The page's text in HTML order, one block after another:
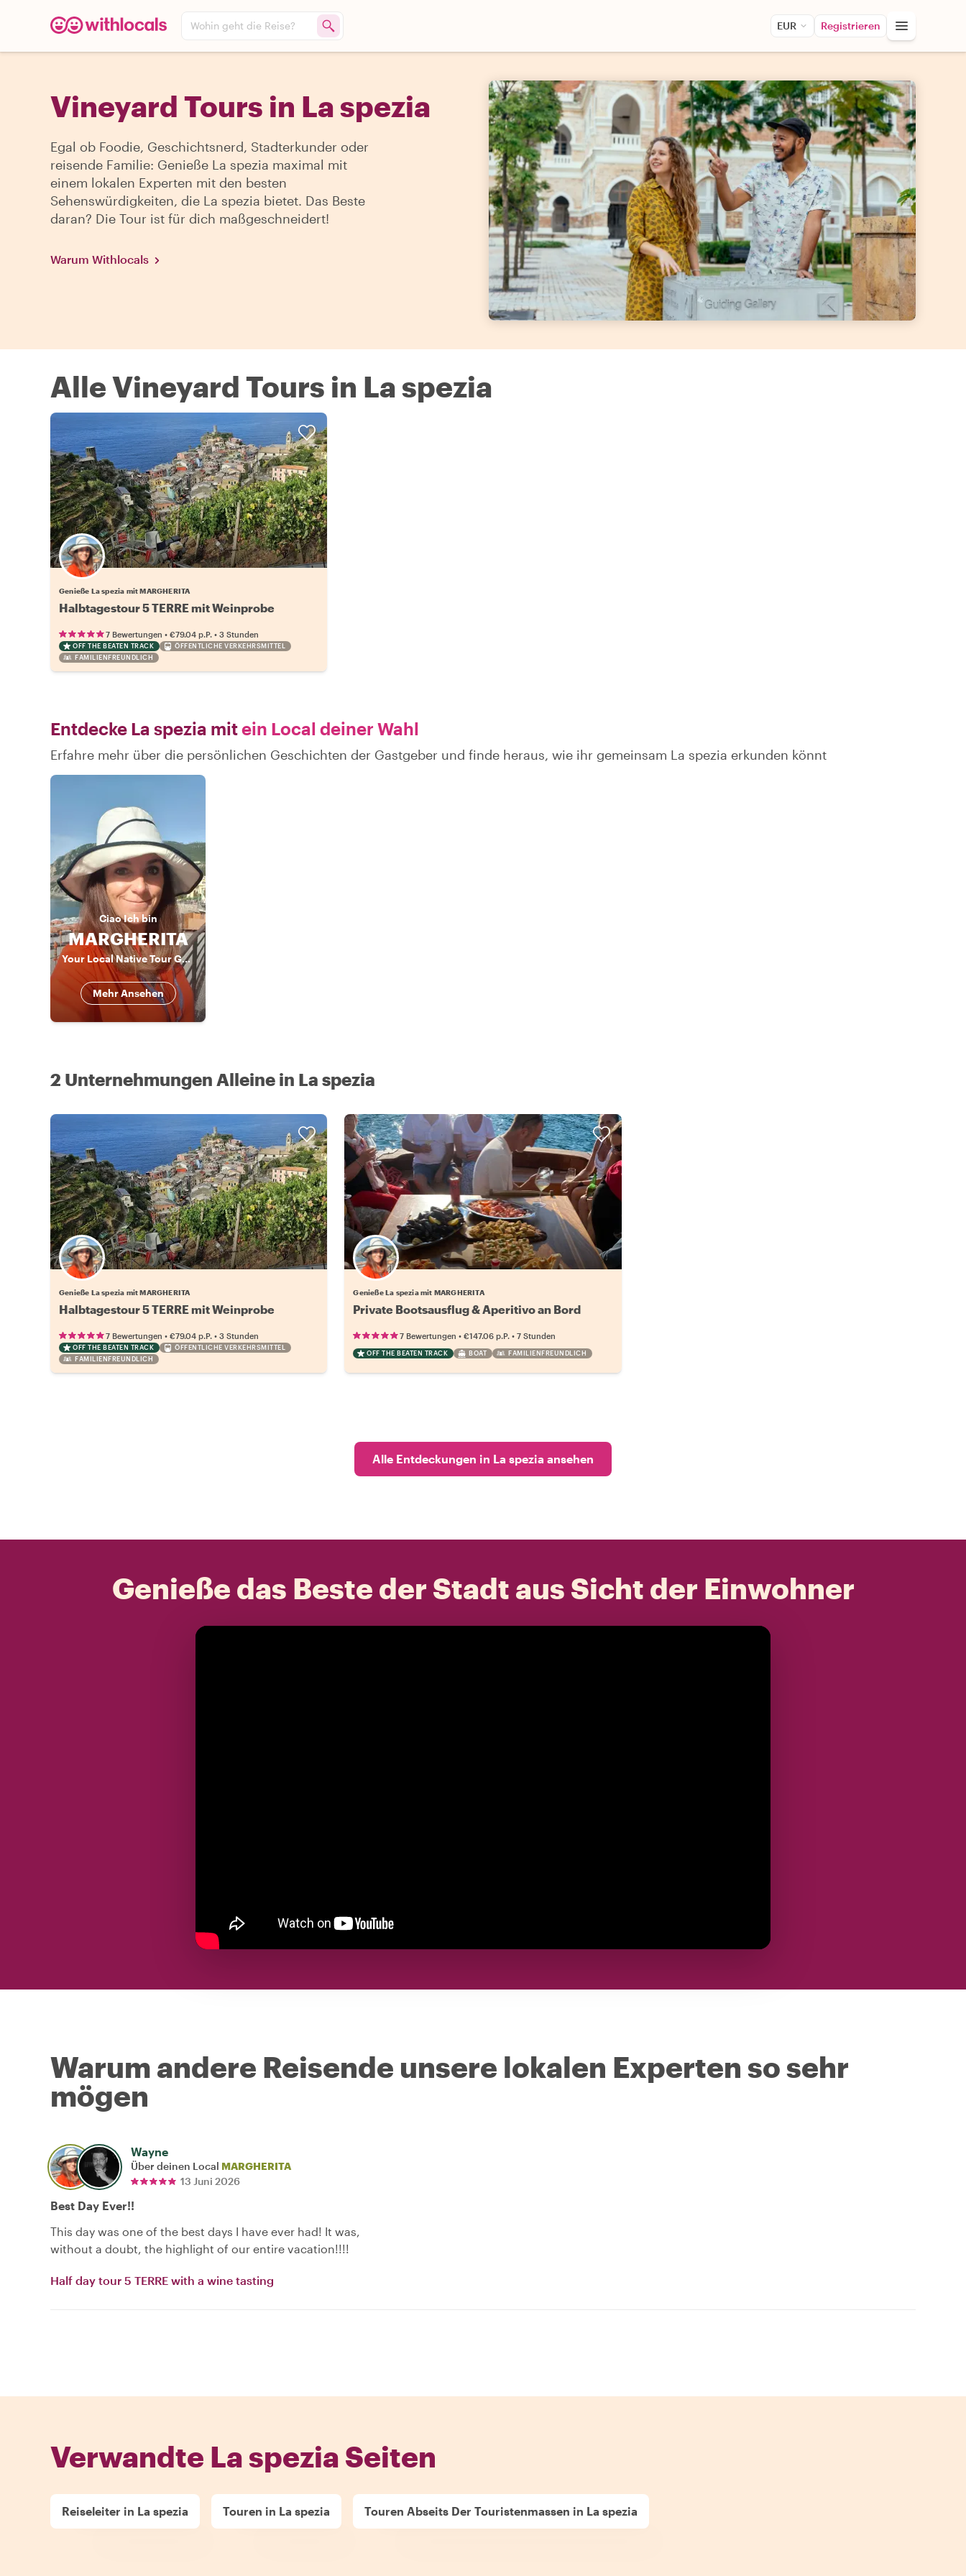
Wohin geht die Reise? EUR Registrieren
Vineyard Tours in La spezia
Egal ob Foodie, Geschichtsnerd, Stadterkunder oder
reisende Familie: Genieße La spezia maximal mit
einem lokalen Experten mit den besten
Sehenswürdigkeiten, die La spezia bietet. Das Beste
daran? Die Tour ist für dich maßgeschneidert!
Warum Withlocals
Alle Vineyard Tours in La spezia
Genieße La spezia mit MARGHERITA
Halbtagestour 5 TERRE mit Weinprobe
7 Bewertungen • €79.04 p.P. • 3 Stunden
OFF THE BEATEN TRACK
ÖFFENTLICHE VERKEHRSMITTEL
FAMILIENFREUNDLICH
Entdecke La spezia mitein Local deiner Wahl
Erfahre mehr über die persönlichen Geschichten der Gastgeber und finde heraus, wie ihr gemeinsam La spezia erkunden könnt
CiaoIch bin
MARGHERITA
Your Local Native Tour Guide - Tailor made tours
Mehr Ansehen
2 Unternehmungen Alleine in La spezia
Genieße La spezia mit MARGHERITA
Halbtagestour 5 TERRE mit Weinprobe
7 Bewertungen • €79.04 p.P. • 3 Stunden
OFF THE BEATEN TRACK
ÖFFENTLICHE VERKEHRSMITTEL
FAMILIENFREUNDLICH
Genieße La spezia mit MARGHERITA
Private Bootsausflug & Aperitivo an Bord
7 Bewertungen •€147.06 p.P. •7 Stunden
OFF THE BEATEN TRACK BOAT FAMILIENFREUNDLICH
Alle Entdeckungen in La spezia ansehen
Genieße das Beste der Stadt aus Sicht der Einwohner
Warum andere Reisende unsere lokalen Experten so sehr
mögen
Wayne
Über deinen Local MARGHERITA
13 Juni 2026
Best Day Ever!!
This day was one of the best days I have ever had! It was,
without a doubt, the highlight of our entire vacation!!!!
Half day tour 5 TERRE with a wine tasting
Verwandte La spezia Seiten
Reiseleiter in La spezia Touren in La spezia Touren Abseits Der Touristenmassen in La spezia